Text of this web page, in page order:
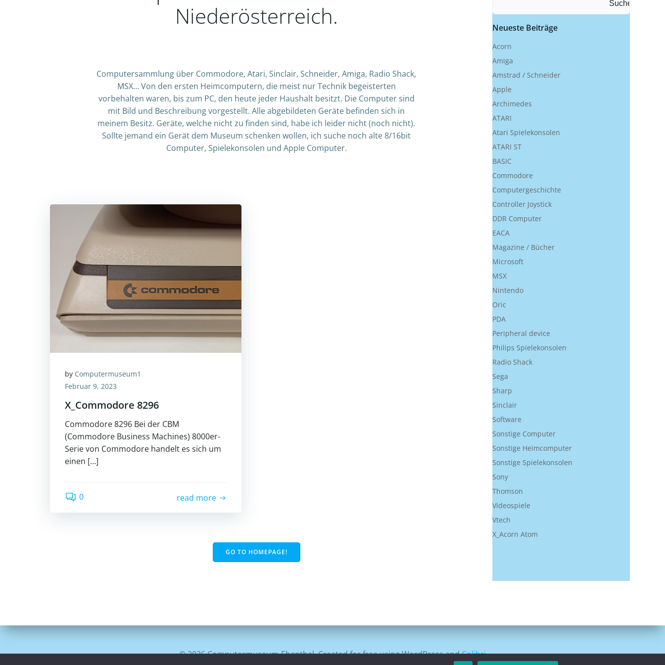
Niederösterreich.
Computersammlung über Commodore, Atari, Sinclair, Schneider, Amiga, Radio Shack,
MSX… Von den ersten Heimcomputern, die meist nur Technik begeisterten
vorbehalten waren, bis zum PC, den heute jeder Haushalt besitzt. Die Computer sind
mit Bild und Beschreibung vorgestellt. Alle abgebildeten Geräte befinden sich in
meinem Besitz. Geräte, welche nicht zu finden sind, habe ich leider nicht (noch nicht).
Sollte jemand ein Gerät dem Museum schenken wollen, ich suche noch alte 8/16bit
Computer, Spielekonsolen und Apple Computer.
by Computermuseum1
Februar 9, 2023
X_Commodore 8296
Commodore 8296 Bei der CBM
(Commodore Business Machines) 8000er-
Serie von Commodore handelt es sich um
einen […]
0 read more
GO TO HOMEPAGE!
Suchen
Neueste Beiträge
Acorn
Amiga
Amstrad / Schneider
Apple
Archimedes
ATARI
Atari Spielekonsolen
ATARI ST
BASIC
Commodore
Computergeschichte
Controller Joystick
DDR Computer
EACA
Magazine / Bücher
Microsoft
MSX
Nintendo
Oric
PDA
Peripheral device
Philips Spielekonsolen
Radio Shack
Sega
Sharp
Sinclair
Software
Sonstige Computer
Sonstige Heimcomputer
Sonstige Spielekonsolen
Sony
Thomson
Videospiele
Vtech
X_Acorn Atom
© 2026 Computermuseum-Ebenthal. Created for free using WordPress andColibri